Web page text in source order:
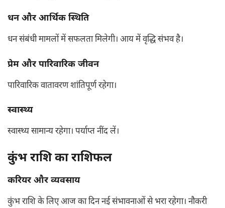
धन और आर्थिक स्थिति
धन संबंधी मामलों में सफलता मिलेगी। आय में वृद्धि संभव है।
प्रेम और पारिवारिक जीवन
पारिवारिक वातावरण शांतिपूर्ण रहेगा।
स्वास्थ्य
स्वास्थ्य सामान्य रहेगा। पर्याप्त नींद लें।
कुंभ राशि का राशिफल
करियर और व्यवसाय
कुंभ राशि के लिए आज का दिन नई संभावनाओं से भरा रहेगा। नौकरी